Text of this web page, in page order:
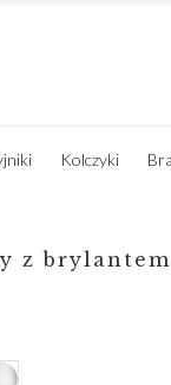
Kolczyki
z brylantem